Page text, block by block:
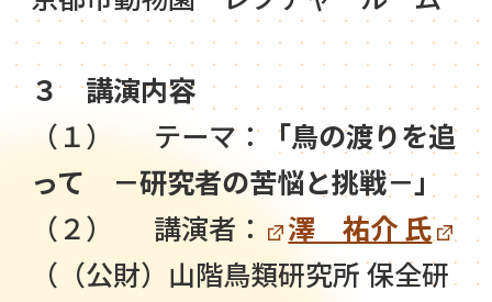
３ 講演内容
（１） テーマ： 「鳥の渡りを追
って －研究者の苦悩と挑戦－」
（２） 講演者：
澤 祐介 氏
（（公財）山階鳥類研究所 保全研